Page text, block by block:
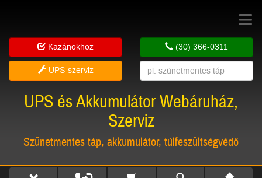
Toggle
Kazánokhoz
UPS-szerviz
(30) 366-0311
UPS és Akkumulátor Webáruház,
Szerviz
Szünetmentes táp, akkumulátor, túlfeszültségvédő